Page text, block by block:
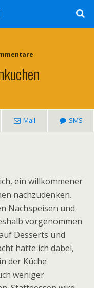
Mail SMS
ein willkommener
nachzudenken.
Nachspeisen und
vorgenommen
Desserts und
hatte ich dabei,
der Küche
weniger